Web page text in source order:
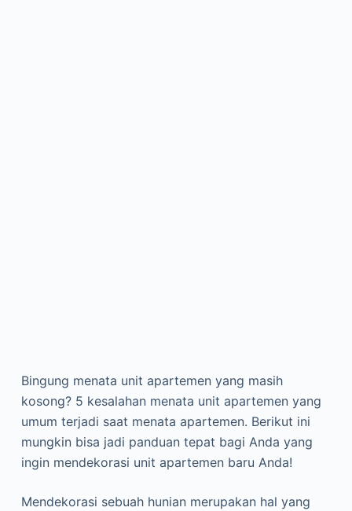
Bingung menata unit apartemen yang masih
kosong? 5 kesalahan menata unit apartemen yang
umum terjadi saat menata apartemen. Berikut ini
mungkin bisa jadi panduan tepat bagi Anda yang
ingin mendekorasi unit apartemen baru Anda!
Mendekorasi sebuah hunian merupakan hal yang